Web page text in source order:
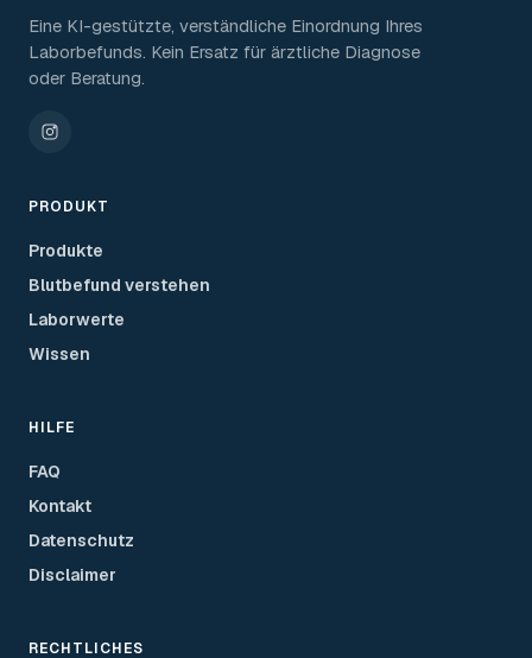
Eine KI-gestützte, verständliche Einordnung Ihres
Laborbefunds. Kein Ersatz für ärztliche Diagnose
oder Beratung.
PRODUKT
Produkte
Blutbefund verstehen
Laborwerte
Wissen
HILFE
FAQ
Kontakt
Datenschutz
Disclaimer
RECHTLICHES